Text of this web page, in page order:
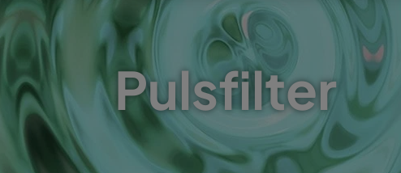
Pulsfilter